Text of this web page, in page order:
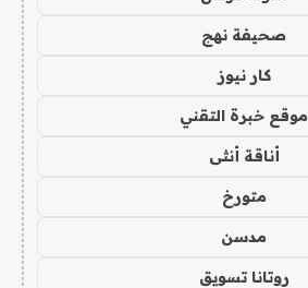
صحيفة نهج
كار نيوز
موقع خبرة التقني
أناقة أنثى
متورخ
مدسن
روتانا تسويق